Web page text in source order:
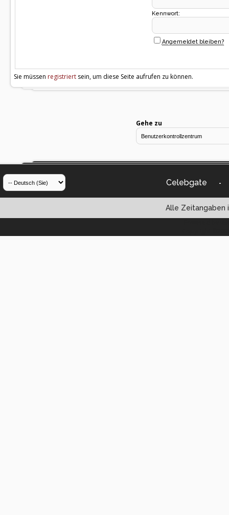
Kennwort:
Angemeldet bleiben?
Sie müssen registriert sein, um diese Seite aufrufen zu können.
Gehe zu
Celebgate -
Alle Zeitangaben